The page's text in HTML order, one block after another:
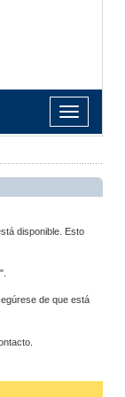
Toggle
navigation
disponible. Esto
de que está